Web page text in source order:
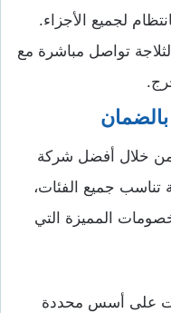
لجميع الأجزاء.
تواصل مباشرة مع
بالضمان
خلال أفضل شركة
تناسب جميع الفئات،
المميزة التي
على أسس محددة